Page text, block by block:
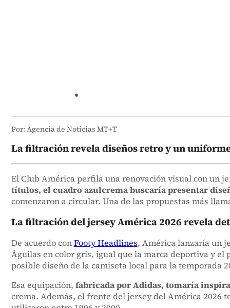
Por: Agencia de Noticias MT+T
La filtración revela diseños retro y un
El Club América perfila una renovación visual con un
títulos, el cuadro azulcrema buscaría presentar
comenzaron a circular. Una de las propuestas más
La filtración del jersey América 2026 revela
De acuerdo conFooty Headlines, América lanzaría un
Águilas en color gris, igual que la marca deportiva y
posible diseño de la camiseta local para la temporada
Esa equipación, fabricada por Adidas, tomaría
crema. Además, el frente del jersey del América 2026